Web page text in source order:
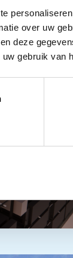
over uw
deze
gebruik van